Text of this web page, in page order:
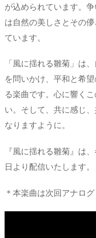
が込められています。
は自然の美しさとその
ています。
「風に揺れる雛菊」は
を問いかけ、平和と希
る楽曲です。心に響く
い。そして、共に感じ
なりますように。
『風に揺れる雛菊』は
日より配信いたします。
＊本楽曲は次回アナロ